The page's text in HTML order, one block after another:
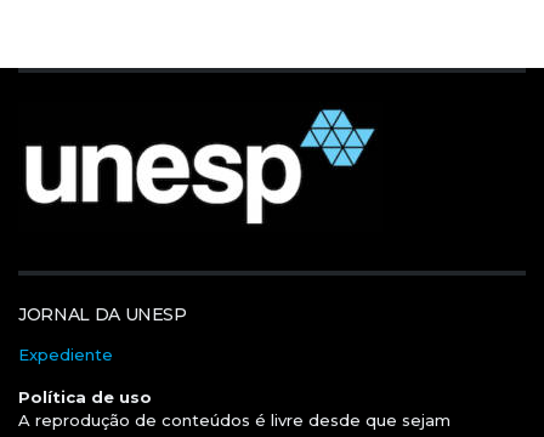
JORNAL DA UNESP
Expediente
Política de uso
A reprodução de conteúdos é livre desde que sejam